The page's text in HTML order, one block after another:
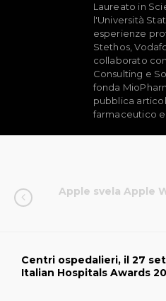
Laureato in
l'Università
esperienze
Stethos,
collaborato
Consulting e
fonda
pubblica
farmaceutico e
Apple svela Apple
Centri ospedalieri, il 27
Italian Hospitals Awards